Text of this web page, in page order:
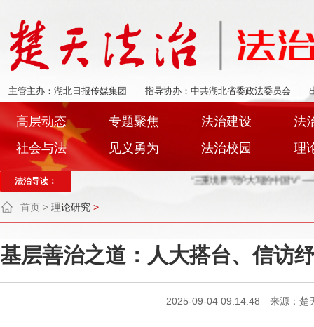
主管主办：湖北日报传媒集团 指导协办：中共湖北省委政法委员会
高层动态 专题聚焦 法治建设
法
社会与法
见义勇为 法治校园 理
法治导读： “三重境界”守护大写的中国“V” ——郧阳检察
首页 > 理论研究 >
基层善治之道：人大搭台、信访
2025-09-04 09:14:48 来源：楚